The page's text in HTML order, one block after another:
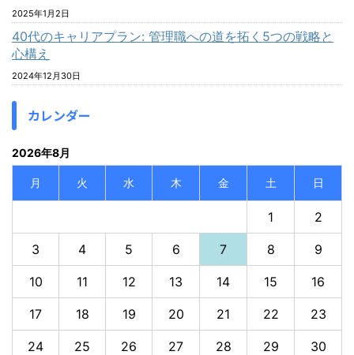
2025年1月2日
40代のキャリアプラン: 管理職への道を拓く5つの戦略と
心構え
2024年12月30日
カレンダー
2026年8月
月 火 水 木 金 土 日
1 2
3 4 5 6 7 8 9
10 11 12 13 14 15 16
17 18 19 20 21 22 23
24 25 26 27 28 29 30